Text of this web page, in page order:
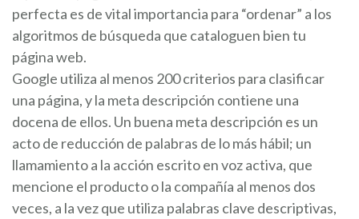
perfecta es de vital importancia para “ordenar” a los
algoritmos de búsqueda que cataloguen bien tu
página web.
Google utiliza al menos 200 criterios para clasificar
una página, y la meta descripción contiene una
docena de ellos. Un buena meta descripción es un
acto de reducción de palabras de lo más hábil; un
llamamiento a la acción escrito en voz activa, que
mencione el producto o la compañía al menos dos
veces, a la vez que utiliza palabras clave descriptivas,